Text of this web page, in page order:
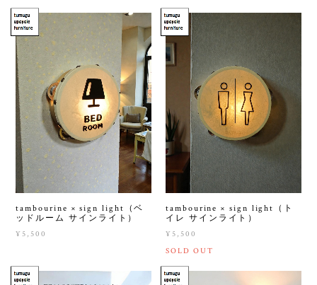
tambourine × sign light（ベ
ッドルーム サインライト）
¥5,500
tambourine × sign light（ト
イレ サインライト）
¥5,500
SOLD OUT